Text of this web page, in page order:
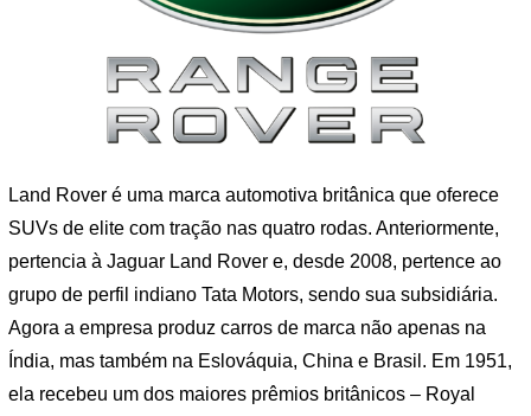
Land Rover é uma marca automotiva britânica que oferece
SUVs de elite com tração nas quatro rodas. Anteriormente,
pertencia à Jaguar Land Rover e, desde 2008, pertence ao
grupo de perfil indiano Tata Motors, sendo sua subsidiária.
Agora a empresa produz carros de marca não apenas na
Índia, mas também na Eslováquia, China e Brasil. Em 1951,
ela recebeu um dos maiores prêmios britânicos – Royal